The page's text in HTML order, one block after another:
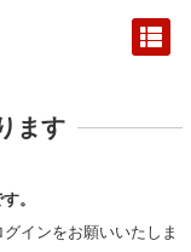
ます
。
インをお願いいたしま